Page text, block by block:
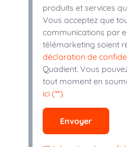
produits et services
Vous acceptez que
communications par
télémarketing soient
déclaration de
Quadient. Vous
tout moment en
ici (**).
Envoyer